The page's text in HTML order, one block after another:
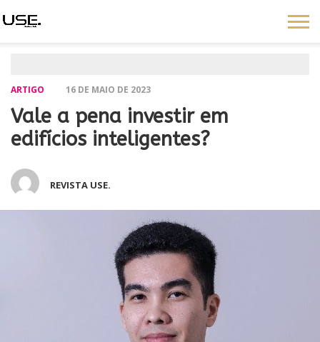
ARTIGO 16 DE MAIO DE 2023
Vale a pena investir em
edifícios inteligentes?
REVISTA USE.